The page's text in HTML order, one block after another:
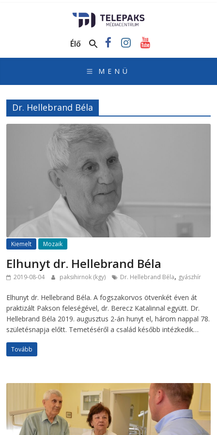
Médiacentrum
honlapja
Élő
Dr. Hellebrand Béla
Kiemelt Mozaik
Elhunyt dr. Hellebrand Béla
2019-08-04 paksihirnok (kgy) Dr. Hellebrand Béla, gyászhír
Elhunyt dr. Hellebrand Béla. A fogszakorvos ötvenkét éven át
praktizált Pakson feleségével, dr. Berecz Katalinnal együtt. Dr.
Hellebrand Béla 2019. augusztus 2-án hunyt el, három nappal 78.
születésnapja előtt. Temetéséről a család később intézkedik…
Tovább